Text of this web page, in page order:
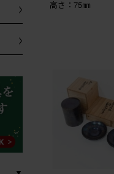
高さ：75㎜